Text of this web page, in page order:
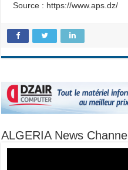
Source : https://www.aps.dz/
ALGERIA News Channel